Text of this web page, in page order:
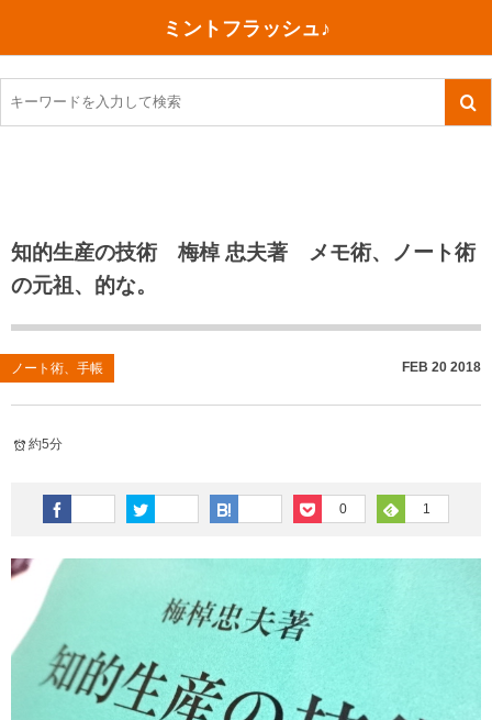
ミントフラッシュ♪
知的生産の技術 梅棹 忠夫著 メモ術、ノート術
の元祖、的な。
ノート術、手帳 FEB 20 2018
約5分
0 1
TOEIC感想・結果
TOEIC800点への道
TOEIC（作戦・ノウハウなど）
TOEIC700点への道
英単語
その他英語関連
今日買った本
ご朱印帳めぐり
川越（埼玉県）
沖縄
神戸
行ってきたあれこれ
旅行関連あれこれ
ファスティング
コスメ
ダイエット
健康あれこれ
美容あれこれ
食べ物
今日の一枚
月、星、宇宙